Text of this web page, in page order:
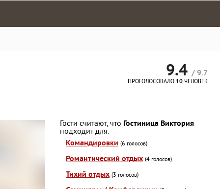
9.4 / 9.7
ПРОГОЛОСОВАЛО 10 ЧЕЛОВЕК
Гости считают, что Гостиница Виктория
подходит для:
Командировки (6 голосов)
Романтический отдых (4 голосов)
Тихий отдых (3 голосов)